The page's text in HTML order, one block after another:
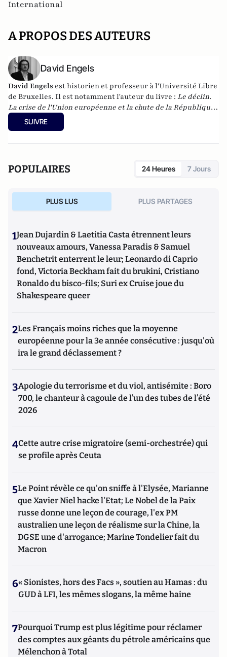
International
A PROPOS DES AUTEURS
David Engels
David Engels est historien et professeur à l'Université Libre
de Bruxelles. Il est notamment l'auteur du livre : Le déclin.
La crise de l'Union européenne et la chute de la République
romaine. Quelques analogies
2013.
SUIVRE
POPULAIRES 24 Heures 7 Jours
PLUS LUS PLUS PARTAGES
1Jean Dujardin & Laetitia Casta étrennent leurs
nouveaux amours, Vanessa Paradis & Samuel
Benchetrit enterrent le leur; Leonardo di Caprio
fond, Victoria Beckham fait du brukini, Cristiano
Ronaldo du bisco-fils; Suri ex Cruise joue du
Shakespeare queer
2Les Français moins riches que la moyenne
européenne pour la 3e année consécutive : jusqu'où
ira le grand déclassement ?
3Apologie du terrorisme et du viol, antisémite : Boro
700, le chanteur à cagoule de l’un des tubes de l’été
2026
4Cette autre crise migratoire (semi-orchestrée) qui
se profile après Ceuta
5Le Point révèle ce qu'on sniffe à l'Elysée, Marianne
que Xavier Niel hacke l'Etat; Le Nobel de la Paix
russe donne une leçon de courage, l'ex PM
australien une leçon de réalisme sur la Chine, la
DGSE une d'arrogance; Marine Tondelier fait du
Macron
6« Sionistes, hors des Facs », soutien au Hamas : du
GUD à LFI, les mêmes slogans, la même haine
7Pourquoi Trump est plus légitime pour réclamer
des comptes aux géants du pétrole américains que
Mélenchon à Total